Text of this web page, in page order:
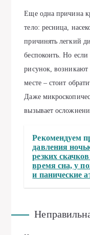
Еще одна причина
тело: ресница,
причинять легкий
беспокоить. Но если
рисунок, возникают
месте – стоит
Даже
вызывает
Рекомендуем
давления
резких
время сна, у
и панические